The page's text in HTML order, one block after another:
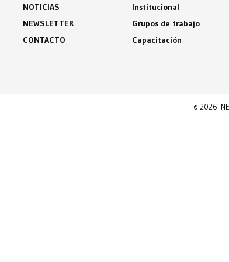
NOTICIAS
NEWSLETTER
CONTACTO
Institucional
Grupos de trabajo
Capacitación
© 2026